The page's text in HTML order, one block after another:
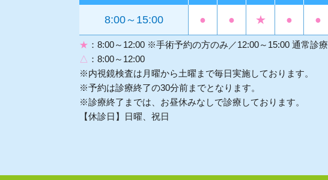
★ ：8:00～12:00 ※手術予約の方のみ／12:00～15:00 通常診療
△ ：8:00～12:00
※内視鏡検査は月曜から土曜まで毎日実施しております。
※予約は診療終了の30分前までとなります。
※診療終了までは、お昼休みなしで診療しております。
【休診日】日曜、祝日
8:00～15:00 ● ● ★ ● ●